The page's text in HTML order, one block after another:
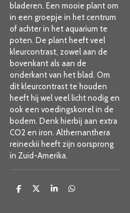
bladeren. Een mooie plant om
in een groepje in het centrum
of achter in het aquarium te
poten. De plant heeft veel
kleurcontrast, zowel aan de
bovenkant als aan de
onderkant van het blad. Om
dit kleurcontrast te houden
heeft hij wel veel licht nodig en
ook een voedingskorrel in de
bodem. Denk hierbij aan extra
CO2 en iron. Althernanthera
reineckii heeft zijn oorsprong
in Zuid-Amerika.
D
D
S
D